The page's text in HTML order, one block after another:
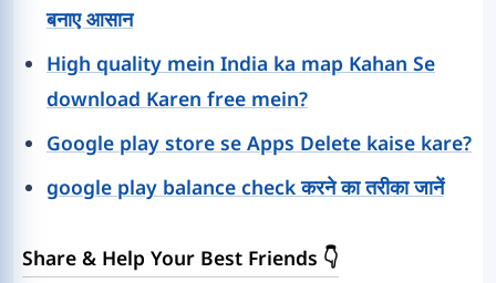
बनाए आसान
High quality mein India ka map Kahan Se
download Karen free mein?
Google play store se Apps Delete kaise kare?
google play balance check करने का तरीका जानें
Share & Help Your Best Friends 👇